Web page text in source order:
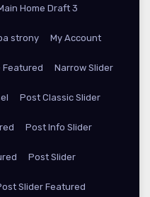
Home Draft 3
strony My Account
Featured Narrow Slider
Post Classic Slider
Post Info Slider
Post Slider
Slider Featured